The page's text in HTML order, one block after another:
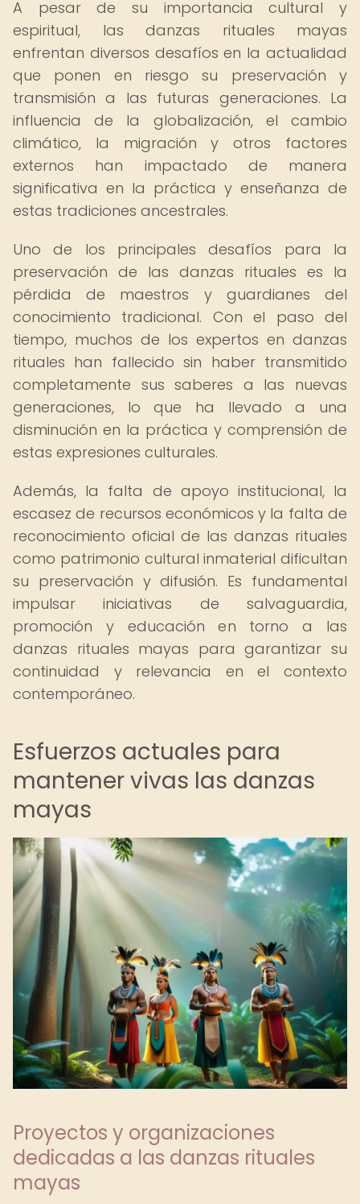
A pesar de su importancia cultural y
espiritual, las danzas rituales mayas
enfrentan diversos desafíos en la actualidad
que ponen en riesgo su preservación y
transmisión a las futuras generaciones. La
influencia de la globalización, el cambio
climático, la migración y otros factores
externos han impactado de manera
significativa en la práctica y enseñanza de
estas tradiciones ancestrales.
Uno de los principales desafíos para la
preservación de las danzas rituales es la
pérdida de maestros y guardianes del
conocimiento tradicional. Con el paso del
tiempo, muchos de los expertos en danzas
rituales han fallecido sin haber transmitido
completamente sus saberes a las nuevas
generaciones, lo que ha llevado a una
disminución en la práctica y comprensión de
estas expresiones culturales.
Además, la falta de apoyo institucional, la
escasez de recursos económicos y la falta de
reconocimiento oficial de las danzas rituales
como patrimonio cultural inmaterial dificultan
su preservación y difusión. Es fundamental
impulsar iniciativas de salvaguardia,
promoción y educación en torno a las
danzas rituales mayas para garantizar su
continuidad y relevancia en el contexto
contemporáneo.
Esfuerzos actuales para
mantener vivas las danzas
mayas
Proyectos y organizaciones
dedicadas a las danzas rituales
mayas